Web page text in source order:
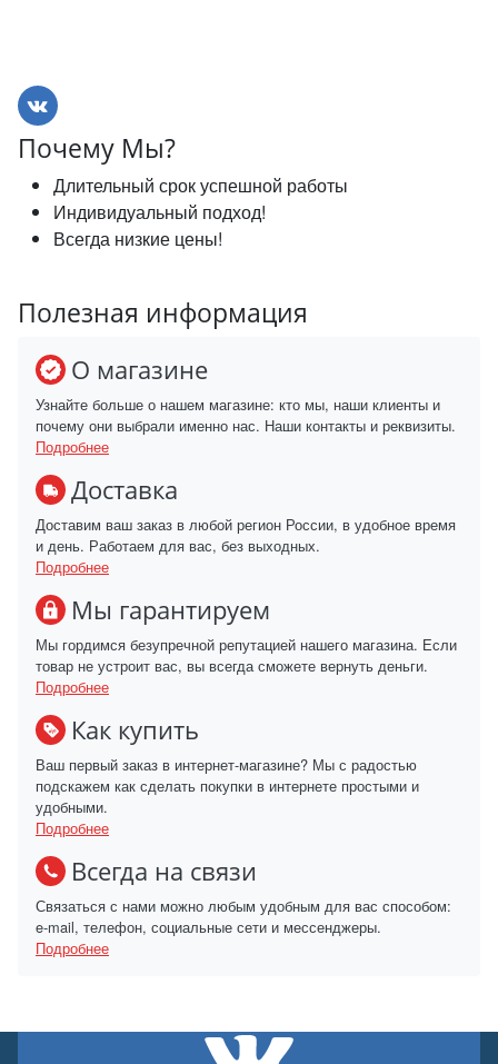
Почему Мы?
Длительный срок успешной работы
Индивидуальный подход!
Всегда низкие цены!
Полезная информация
О магазине
Узнайте больше о нашем магазине: кто мы, наши клиенты и
почему они выбрали именно нас. Наши контакты и реквизиты.
Подробнее
Доставка
Доставим ваш заказ в любой регион России, в удобное время
и день. Работаем для вас, без выходных.
Подробнее
Мы гарантируем
Мы гордимся безупречной репутацией нашего магазина. Если
товар не устроит вас, вы всегда сможете вернуть деньги.
Подробнее
Как купить
Ваш первый заказ в интернет-магазине? Мы с радостью
подскажем как сделать покупки в интернете простыми и
удобными.
Подробнее
Всегда на связи
Связаться с нами можно любым удобным для вас способом:
e-mail, телефон, социальные сети и мессенджеры.
Подробнее